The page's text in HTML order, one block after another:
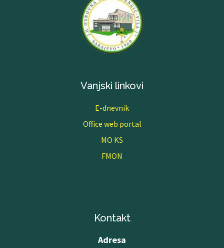
Vanjski linkovi
E-dnevnik
Office web portal
MO KS
FMON
Kontakt
Adresa